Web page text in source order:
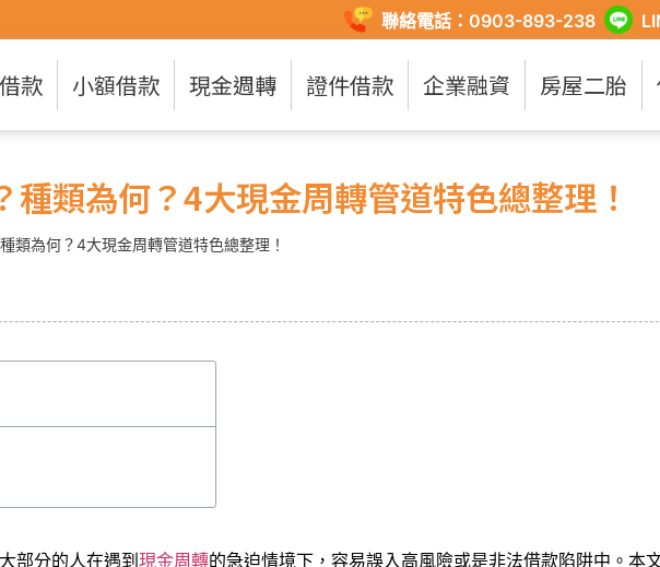
聯絡電話：0903-893-238
款 小額借款 現金週轉 證件借款 企業融資 房屋二胎
種類為何？4大現金周轉管道特色總整理！
類為何？4大現金周轉管道特色總整理！
部分的人在遇到 現金周轉的急迫情境下，容易誤入高風險或是非法借款陷阱中。本